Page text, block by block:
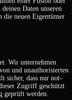
Daten unse­ren
die neu­en Eigen­tü­mer
Wir unter­neh­men
und unaut­ho­ri­sier­ten
sicher, dass nur not­
Zugriff geschützt
geprüft wer­den.